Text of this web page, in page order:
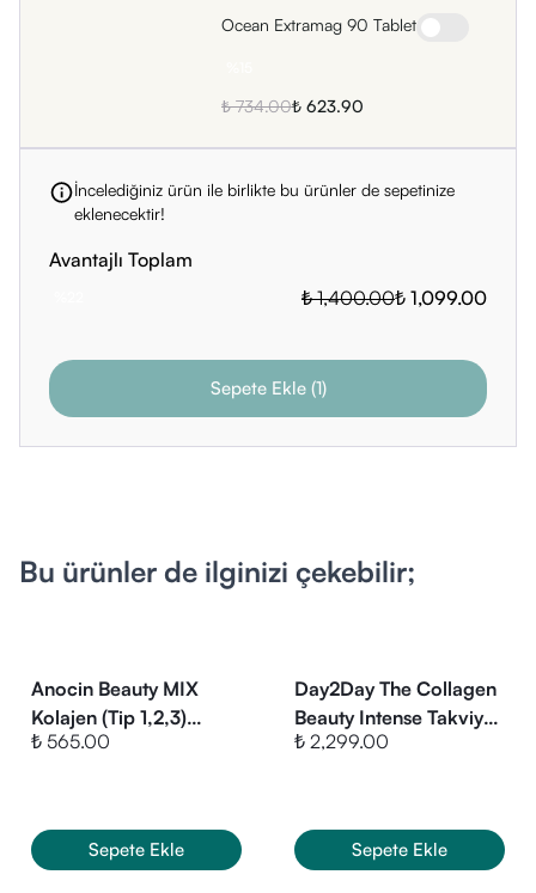
Ocean Extramag 90 Tablet
₺ 734.00₺ 623.90
İncelediğiniz ürün ile birlikte bu ürünler de sepetinize
eklenecektir!
Avantajlı Toplam
₺ 1,400.00₺ 1,099.00
Sepete Ekle(1)
Bu ürünler de ilginizi çekebilir;
Anocin Beauty MIX
Kolajen (Tip 1,2,3)
Elastin, Biotin, Çinko, C
Tablet
₺ 565.00
Sepete Ekle
Day2Day The Collagen
Beauty Intense Takviye
Edici Gıda 1 Alana 1
₺ 2,299.00
Sepete Ekle